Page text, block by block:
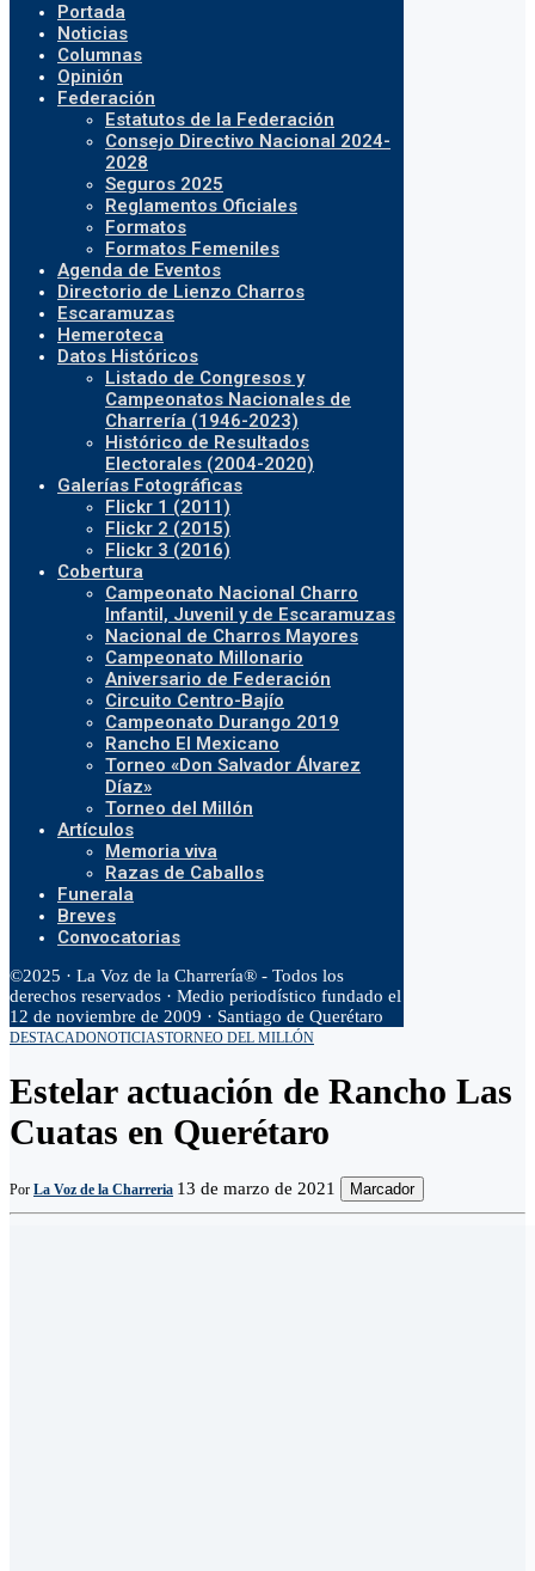
Portada
Noticias
Columnas
Opinión
Federación
Estatutos de la Federación
Consejo Directivo Nacional 2024-
2028
Seguros 2025
Reglamentos Oficiales
Formatos
Formatos Femeniles
Agenda de Eventos
Directorio de Lienzo Charros
Escaramuzas
Hemeroteca
Datos Históricos
Listado de Congresos y
Campeonatos Nacionales de
Charrería (1946-2023)
Histórico de Resultados
Electorales (2004-2020)
Galerías Fotográficas
Flickr 1 (2011)
Flickr 2 (2015)
Flickr 3 (2016)
Cobertura
Campeonato Nacional Charro
Infantil, Juvenil y de Escaramuzas
Nacional de Charros Mayores
Campeonato Millonario
Aniversario de Federación
Circuito Centro-Bajío
Campeonato Durango 2019
Rancho El Mexicano
Torneo «Don Salvador Álvarez
Díaz»
Torneo del Millón
Artículos
Memoria viva
Razas de Caballos
Funerala
Breves
Convocatorias
©2025 · La Voz de la Charrería® - Todos los
derechos reservados · Medio periodístico fundado el
12 de noviembre de 2009 · Santiago de Querétaro
DESTACADONOTICIASTORNEO DEL MILLÓN
Estelar actuación de Rancho Las
Cuatas en Querétaro
Por La Voz de la Charreria 13 de marzo de 2021 Marcador